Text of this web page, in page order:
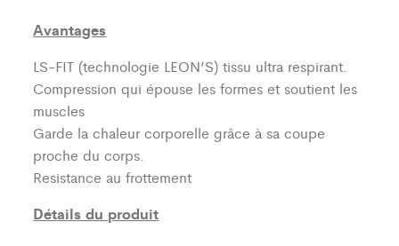
Avantages
LS-FIT (technologie LEON’S)tissu ultra respirant.
Compression qui épouse les formes et soutient les
muscles
Garde la chaleur corporelle grâce à sa coupe
proche du corps.
Resistance au frottement
Détails du produit